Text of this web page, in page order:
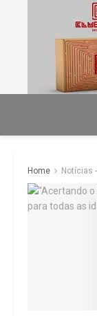
Home Notícias